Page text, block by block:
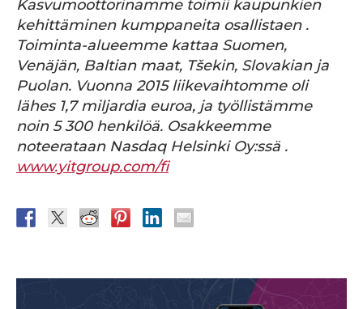
Kasvumoottorinamme toimii kaupunkien
kehittäminen kumppaneita osallistaen .
Toiminta-alueemme kattaa Suomen,
Venäjän, Baltian maat, Tšekin, Slovakian ja
Puolan. Vuonna 2015 liikevaihtomme oli
lähes 1,7 miljardia euroa, ja työllistämme
noin 5 300 henkilöä. Osakkeemme
noteerataan Nasdaq Helsinki Oy:ssä .
www.yitgroup.com/fi